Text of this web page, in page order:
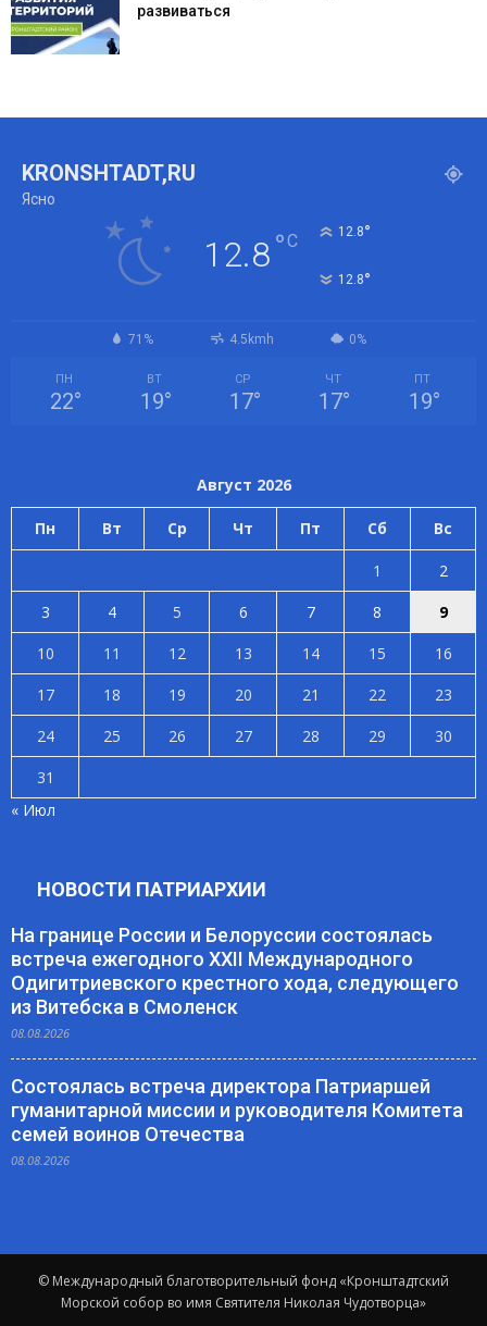
развиваться
KRONSHTADT,RU
Ясно
12.8°C 12.8°
12.8°
71% 4.5kmh 0%
ПН
22°
ВТ
19°
СР
17°
ЧТ
17°
ПТ
19°
Август 2026
Пн Вт Ср Чт Пт Сб Вс
1
2
3
4 5 6 7 8
9
10
11 12 13 14 15
16
17
18 19 20 21 22
23
24
25 26 27 28 29
30
31
« Июл
НОВОСТИ ПАТРИАРХИИ
На границе России и Белоруссии состоялась
встреча ежегодного XXII Международного
Одигитриевского крестного хода, следующего
из Витебска в Смоленск
08.08.2026
Состоялась встреча директора Патриаршей
гуманитарной миссии и руководителя Комитета
семей воинов Отечества
08.08.2026
© Международный благотворительный фонд «Кронштадтский
Морской собор во имя Святителя Николая Чудотворца»